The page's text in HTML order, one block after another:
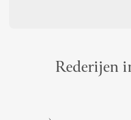
Rederijen